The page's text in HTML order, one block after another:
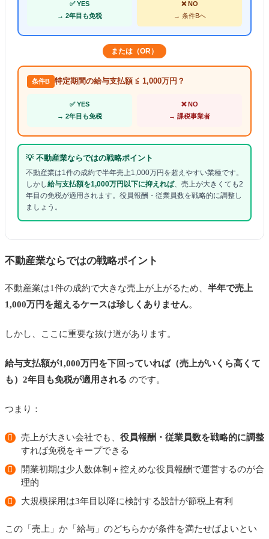
✅ YES
→ 2年目も免税
❌ NO
→ 条件Bへ
または（OR）
条件B 特定期間の給与支払額 ≦ 1,000万円？
✅ YES
→ 2年目も免税
❌ NO
→ 課税事業者
💡 不動産業ならではの戦略ポイント
不動産業は1件の成約で半年売上1,000万円を超えやすい業種です。
しかし給与支払額を1,000万円以下に抑えれば、売上が大きくても2
年目の免税が適用されます。役員報酬・従業員数を戦略的に調整し
ましょう。
不動産業ならではの戦略ポイント
不動産業は1件の成約で大きな売上が上がるため、 半年で売上
1,000万円を超えるケースは珍しくありません。
しかし、ここに重要な抜け道があります。
給与支払額が1,000万円を下回っていれば（売上がいくら高くて
も）2年目も免税が適用される のです。
つまり：
売上が大きい会社でも、 役員報酬・従業員数を戦略的に調整
すれば免税をキープできる
開業初期は少人数体制＋控えめな役員報酬で運営するのが合
理的
大規模採用は3年目以降に検討する設計が節税上有利
この「売上」か「給与」のどちらかが条件を満たせばよいとい